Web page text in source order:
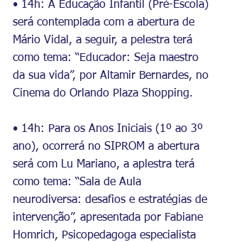
• 14h: A Educação Infantil (Pré-Escola)
será contemplada com a abertura de
Mário Vidal, a seguir, a pelestra terá
como tema: “Educador: Seja maestro
da sua vida”, por Altamir Bernardes, no
Cinema do Orlando Plaza Shopping.
• 14h: Para os Anos Iniciais (1º ao 3º
ano), ocorrerá no SIPROM a abertura
será com Lu Mariano, a aplestra terá
como tema: “Sala de Aula
neurodiversa: desafios e estratégias de
intervenção”, apresentada por Fabiane
Homrich, Psicopedagoga especialista